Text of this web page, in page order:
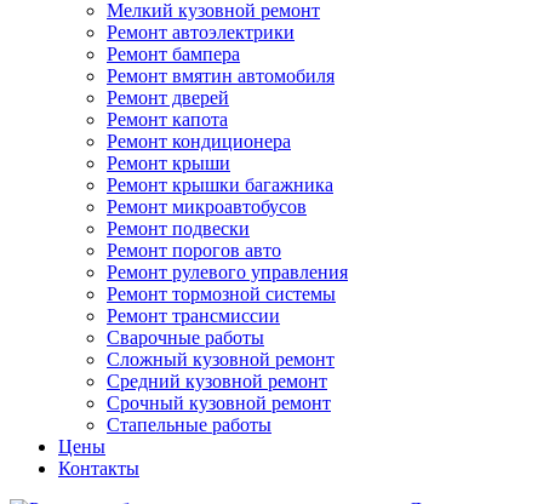
Мелкий кузовной ремонт
Ремонт автоэлектрики
Ремонт бампера
Ремонт вмятин автомобиля
Ремонт дверей
Ремонт капота
Ремонт кондиционера
Ремонт крыши
Ремонт крышки багажника
Ремонт микроавтобусов
Ремонт подвески
Ремонт порогов авто
Ремонт рулевого управления
Ремонт тормозной системы
Ремонт трансмиссии
Сварочные работы
Сложный кузовной ремонт
Средний кузовной ремонт
Срочный кузовной ремонт
Стапельные работы
Цены
Контакты